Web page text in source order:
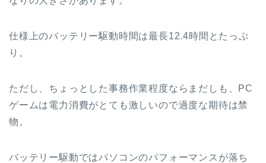
仕様上のバッテリー駆動時間は最長12.4時間とたっぷ
り。
ただし、ちょっとした事務作業程度ならまだしも、PC
ゲームは電力消費がとても激しいので過度な期待は禁
物。
バッテリー駆動ではパソコンのパフォーマンスが落ち